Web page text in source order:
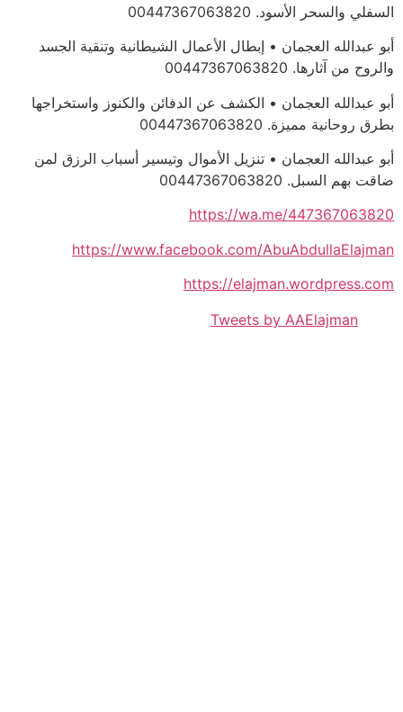
السفلي والسحر الأسود. 00447367063820
أبو عبدالله العجمان • إبطال الأعمال الشيطانية وتنقية الجسد
والروح من آثارها. 00447367063820
أبو عبدالله العجمان • الكشف عن الدفائن والكنوز واستخراجها
بطرق روحانية مميزة. 00447367063820
أبو عبدالله العجمان • تنزيل الأموال وتيسير أسباب الرزق لمن
ضاقت بهم السبل. 00447367063820
https://wa.me/447367063820
https://www.facebook.com/AbuAbdullaElajman
https://elajman.wordpress.com
Tweets by AAElajman